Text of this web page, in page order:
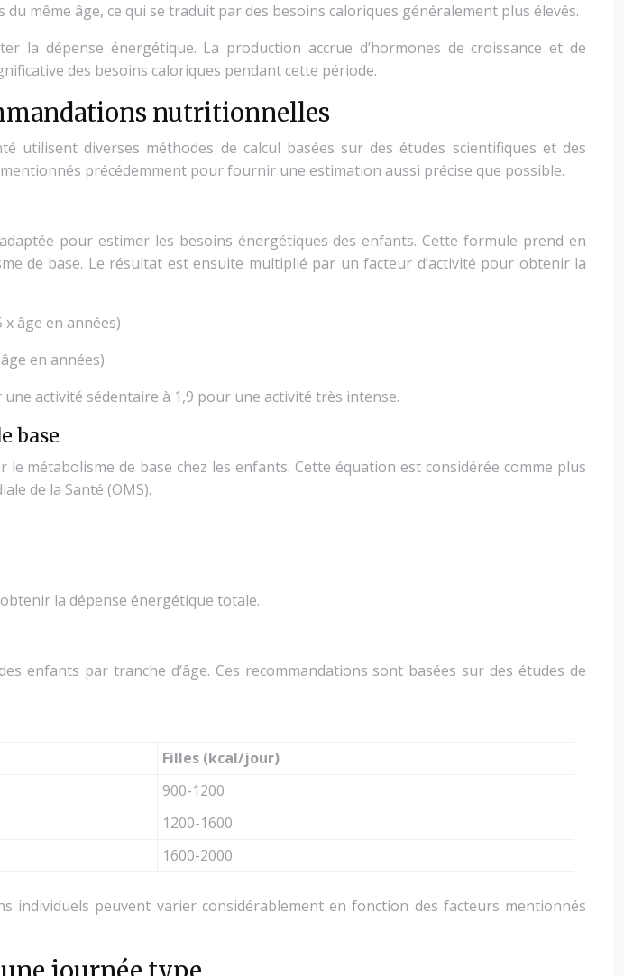
même âge, ce qui se traduit par des besoins caloriques généralement plus élevés.
la dépense énergétique. La production accrue d’hormones de croissance et de
des besoins caloriques pendant cette période.
nutritionnelles
utilisent diverses méthodes de calcul basées sur des études scientifiques et des
précédemment pour fournir une estimation aussi précise que possible.
pour estimer les besoins énergétiques des enfants. Cette formule prend en
de base. Le résultat est ensuite multiplié par un facteur d’activité pour obtenir la
x âge en années)
en années)
activité sédentaire à 1,9 pour une activité très intense.
base
métabolisme de base chez les enfants. Cette équation est considérée comme plus
de la Santé (OMS).
la dépense énergétique totale.
enfants par tranche d’âge. Ces recommandations sont basées sur des études de
Filles (kcal/jour)
900-1200
1200-1600
1600-2000
peuvent varier considérablement en fonction des facteurs mentionnés